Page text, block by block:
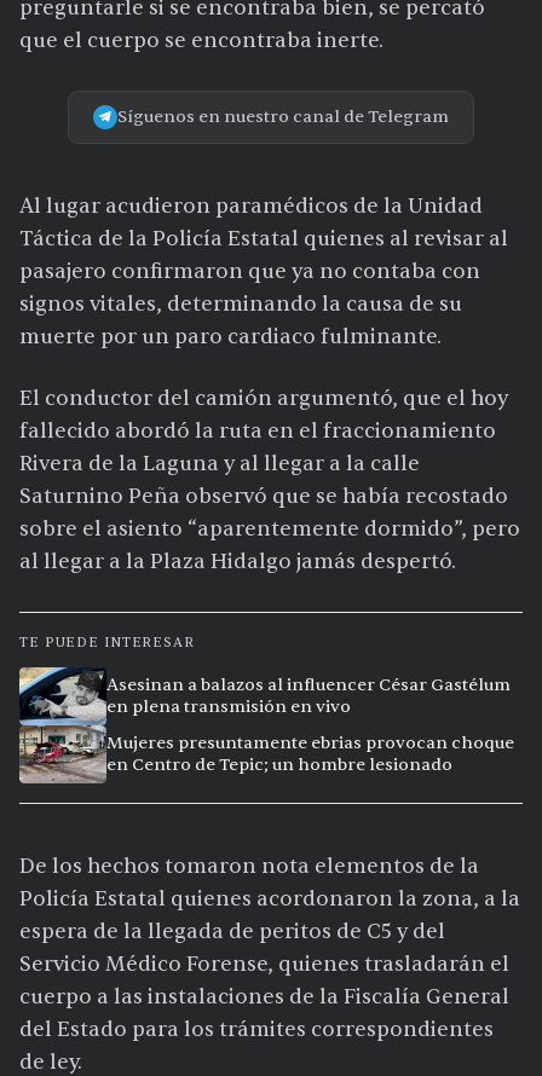
preguntarle si se encontraba bien, se percató
que el cuerpo se encontraba inerte.
Síguenos en nuestro canal de Telegram
Al lugar acudieron paramédicos de la Unidad
Táctica de la Policía Estatal quienes al revisar al
pasajero confirmaron que ya no contaba con
signos vitales, determinando la causa de su
muerte por un paro cardiaco fulminante.
El conductor del camión argumentó, que el hoy
fallecido abordó la ruta en el fraccionamiento
Rivera de la Laguna y al llegar a la calle
Saturnino Peña observó que se había recostado
sobre el asiento “aparentemente dormido”, pero
al llegar a la Plaza Hidalgo jamás despertó.
TE PUEDE INTERESAR
Asesinan a balazos al influencer César Gastélum
en plena transmisión en vivo
Mujeres presuntamente ebrias provocan choque
en Centro de Tepic; un hombre lesionado
De los hechos tomaron nota elementos de la
Policía Estatal quienes acordonaron la zona, a la
espera de la llegada de peritos de C5 y del
Servicio Médico Forense, quienes trasladarán el
cuerpo a las instalaciones de la Fiscalía General
del Estado para los trámites correspondientes
de ley.